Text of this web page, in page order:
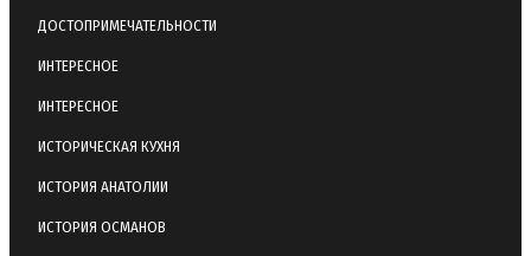
ДОСТОПРИМЕЧАТЕЛЬНОСТИ
ИНТЕРЕСНОЕ
ИНТЕРЕСНОЕ
ИСТОРИЧЕСКАЯ КУХНЯ
ИСТОРИЯ АНАТОЛИИ
ИСТОРИЯ ОСМАНОВ